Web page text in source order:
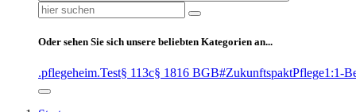
Suchen
nach:
Oder sehen Sie sich unsere beliebten Kategorien an...
.pflegeheim.Test§ 113c§ 1816 BGB#ZukunftspaktPflege1:1-